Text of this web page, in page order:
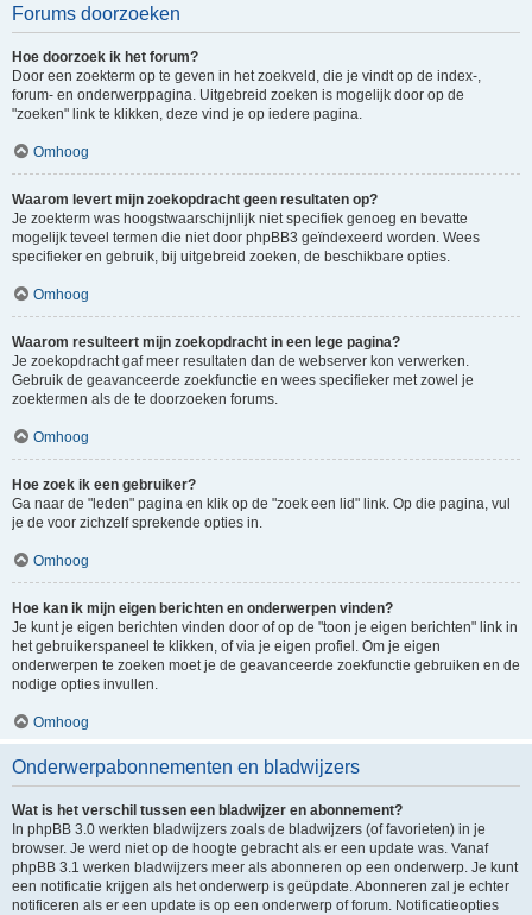
Forums doorzoeken
Hoe doorzoek ik het forum?
Door een zoekterm op te geven in het zoekveld, die je vindt op de index-,
forum- en onderwerppagina. Uitgebreid zoeken is mogelijk door op de
"zoeken" link te klikken, deze vind je op iedere pagina.
Omhoog
Waarom levert mijn zoekopdracht geen resultaten op?
Je zoekterm was hoogstwaarschijnlijk niet specifiek genoeg en bevatte
mogelijk teveel termen die niet door phpBB3 geïndexeerd worden. Wees
specifieker en gebruik, bij uitgebreid zoeken, de beschikbare opties.
Omhoog
Waarom resulteert mijn zoekopdracht in een lege pagina?
Je zoekopdracht gaf meer resultaten dan de webserver kon verwerken.
Gebruik de geavanceerde zoekfunctie en wees specifieker met zowel je
zoektermen als de te doorzoeken forums.
Omhoog
Hoe zoek ik een gebruiker?
Ga naar de "leden" pagina en klik op de "zoek een lid" link. Op die pagina, vul
je de voor zichzelf sprekende opties in.
Omhoog
Hoe kan ik mijn eigen berichten en onderwerpen vinden?
Je kunt je eigen berichten vinden door of op de "toon je eigen berichten" link in
het gebruikerspaneel te klikken, of via je eigen profiel. Om je eigen
onderwerpen te zoeken moet je de geavanceerde zoekfunctie gebruiken en de
nodige opties invullen.
Omhoog
Onderwerpabonnementen en bladwijzers
Wat is het verschil tussen een bladwijzer en abonnement?
In phpBB 3.0 werkten bladwijzers zoals de bladwijzers (of favorieten) in je
browser. Je werd niet op de hoogte gebracht als er een update was. Vanaf
phpBB 3.1 werken bladwijzers meer als abonneren op een onderwerp. Je kunt
een notificatie krijgen als het onderwerp is geüpdate. Abonneren zal je echter
notificeren als er een update is op een onderwerp of forum. Notificatieopties